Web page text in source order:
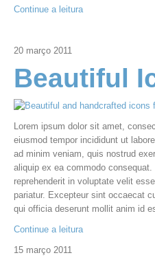
Continue a leitura
20 março 2011
Beautiful
Lorem ipsum dolor sit amet,
eiusmod tempor incididunt ut
ad minim veniam, quis nostrud
aliquip ex ea commodo
reprehenderit in voluptate velit
pariatur. Excepteur sint occaecat
qui officia deserunt mollit anim id
Continue a leitura
15 março 2011